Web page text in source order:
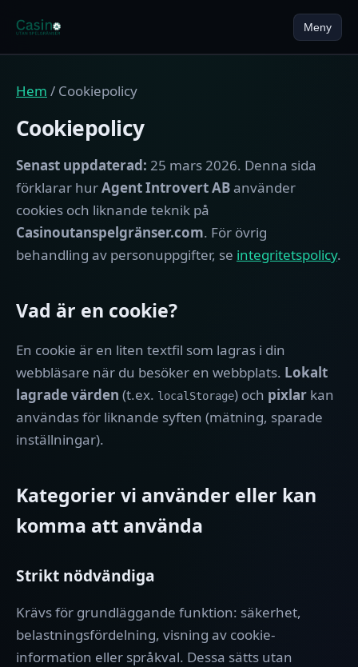
Meny
Hem
Bonusar
Licenser
Spelleverantörer
Betalningsmetoder
Hem / Cookiepolicy
Cookiepolicy
Senast uppdaterad: 25 mars 2026. Denna sida
förklarar hurAgent Introvert ABanvänder
cookies och liknande teknik på
Casinoutanspelgränser.com. För övrig
behandling av personuppgifter, se integritetspolicy.
Vad är en cookie?
En cookie är en liten textfil som lagras i din
webbläsare när du besöker en webbplats. Lokalt
lagrade värden (t.ex. localStorage) och pixlar kan
användas för liknande syften (mätning, sparade
inställningar).
Kategorier vi använder eller kan
komma att använda
Strikt nödvändiga
Krävs för grundläggande funktion: säkerhet,
belastningsfördelning, visning av cookie-
information eller språkval. Dessa sätts utan